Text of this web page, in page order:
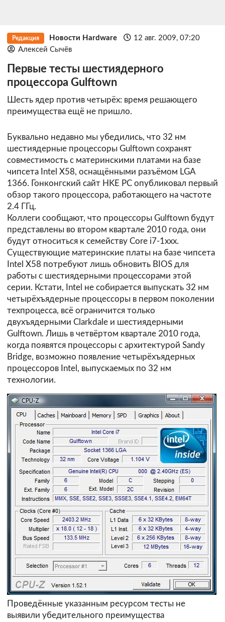
Редакция Новости Hardware
12 авг. 2009, 07:20
Алексей Сычёв
Первые тесты шестиядерного
процессора Gulftown
Шесть ядер против четырёх: время решающего
преимущества ещё не пришло.
Буквально недавно мы убедились, что 32 нм
шестиядерные процессоры Gulftown сохранят
совместимость с материнскими платами на базе
чипсета Intel X58, оснащёнными разъёмом LGA
1366. Гонконгский сайт HKE PC опубликовал первый
обзор такого процессора, работающего на частоте
2.4 ГГц.
Коллеги сообщают, что процессоры Gulftown будут
представлены во втором квартале 2010 года, они
будут относиться к семейству Core i7-1xxx.
Существующие материнские платы на базе чипсета
Intel X58 потребуют лишь обновить BIOS для
работы с шестиядерными процессорами этой
серии. Кстати, Intel не собирается выпускать 32 нм
четырёхъядерные процессоры в первом поколении
техпроцесса, всё ограничится только
двухъядерными Clarkdale и шестиядерными
Gulftown. Лишь в четвёртом квартале 2010 года,
когда появятся процессоры с архитектурой Sandy
Bridge, возможно появление четырёхъядерных
процессоров Intel, выпускаемых по 32 нм
технологии.
Проведённые указанным ресурсом тесты не
выявили убедительного преимущества